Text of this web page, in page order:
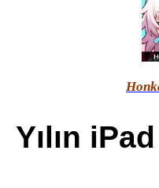
Yılın